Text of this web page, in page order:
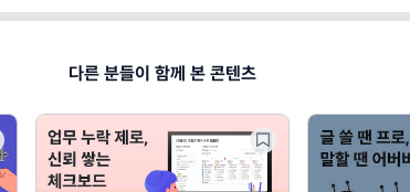
다른 분들이 함께 본 콘텐츠